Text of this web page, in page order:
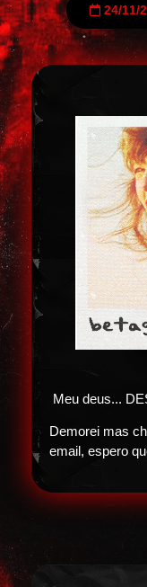
24/11/
Meu deus...
Demorei mas
email, espero